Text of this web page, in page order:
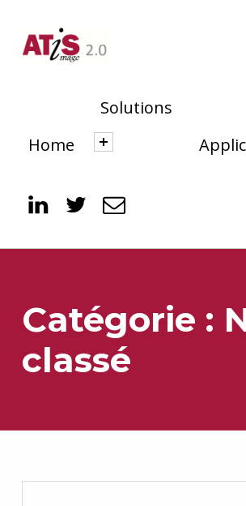
Home
Solutions
Catégorie :
classé